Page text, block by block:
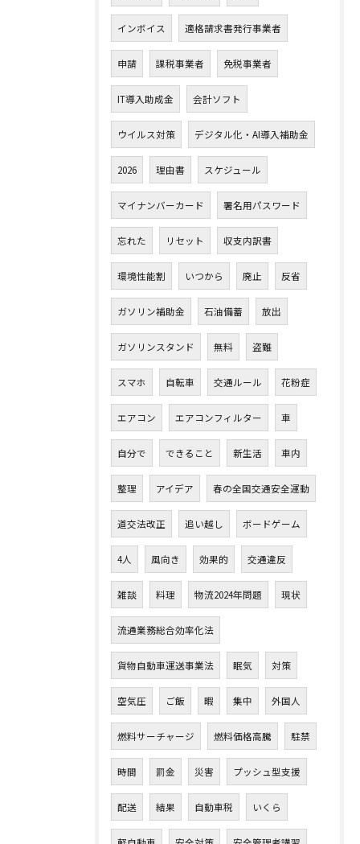
インボイス 適格請求書発行事業者
申請 課税事業者 免税事業者
IT導入助成金 会計ソフト
ウイルス対策 デジタル化・AI導入補助金
2026 理由書 スケジュール
マイナンバーカード 署名用パスワード
忘れた リセット 収支内訳書
環境性能割 いつから 廃止 反省
ガソリン補助金 石油備蓄 放出
ガソリンスタンド 無料 盗難
スマホ 自転車 交通ルール 花粉症
エアコン エアコンフィルター 車
自分で できること 新生活 車内
整理 アイデア 春の全国交通安全運動
道交法改正 追い越し ボードゲーム
4人 風向き 効果的 交通違反
雑談 料理 物流2024年問題 現状
流通業務総合効率化法
貨物自動車運送事業法 眠気 対策
空気圧 ご飯 暇 集中 外国人
燃料サーチャージ 燃料価格高騰 駐禁
時間 罰金 災害 プッシュ型支援
配送 結果 自動車税 いくら